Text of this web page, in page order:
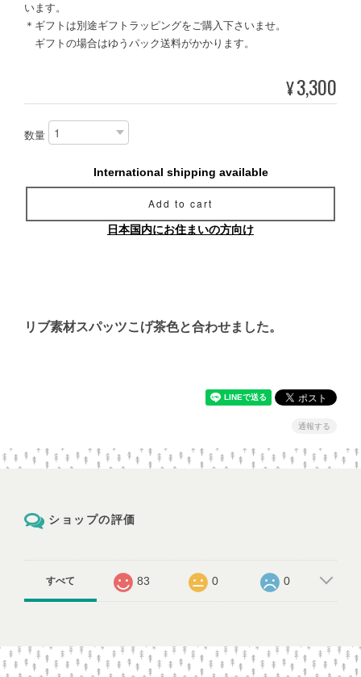
います。
＊ギフトは別途ギフトラッピングをご購入下さいませ。
ギフトの場合はゆうパック送料がかかります。
¥3,300
数量
International shipping available
Add to cart
日本国内にお住まいの方向け
リブ素材スパッツこげ茶色と合わせました。
通報する
ショップの評価
すべて 83 0 0